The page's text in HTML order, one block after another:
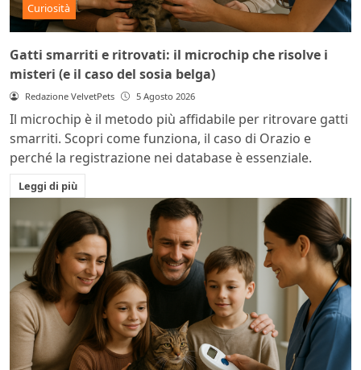
Curiosità
Gatti smarriti e ritrovati: il microchip che risolve i
misteri (e il caso del sosia belga)
Redazione VelvetPets 5 Agosto 2026
Il microchip è il metodo più affidabile per ritrovare gatti
smarriti. Scopri come funziona, il caso di Orazio e
perché la registrazione nei database è essenziale.
Leggi di più